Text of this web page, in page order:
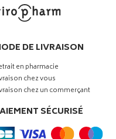
DE LIVRAISON
en pharmacie
chez vous
chez un commerçant
SÉCURISÉ